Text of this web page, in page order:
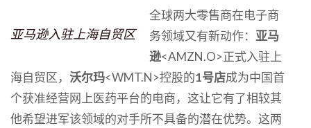
亚马逊入驻上海自贸区
全球两大零售商在电子商
务领域又有新动作： 亚马
逊<AMZN.O>正式入驻上
海自贸区， 沃尔玛<WMT.N>控股的1号店成为中国首
个获准经营网上医药平台的电商，这让它有了相较其
他希望进军该领域的对手所不具备的潜在优势。这两